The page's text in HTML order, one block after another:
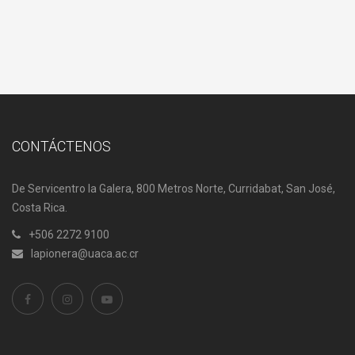
CONTÁCTENOS
De Servicentro la Galera, 800 Metros Norte, Curridabat, San José,
Costa Rica.
+506 2272 9100
lapionera@uaca.ac.cr